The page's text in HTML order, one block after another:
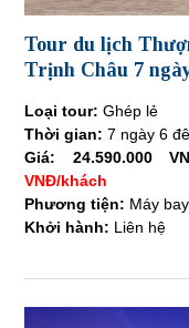
Tour du lịch
Trịnh Châu 7
Loại tour: Ghép lẻ
Thời gian: 7 ngày 6
Giá:
24.590.000
VNĐ/khách
Phương tiện: Máy bay
Khởi hành: Liên hệ